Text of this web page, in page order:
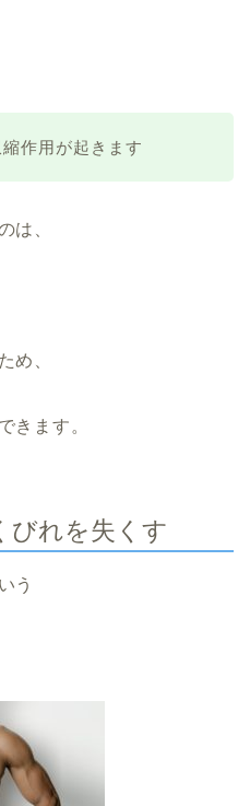
作用が起きます
は、
め、
きます。
びれを失くす
う